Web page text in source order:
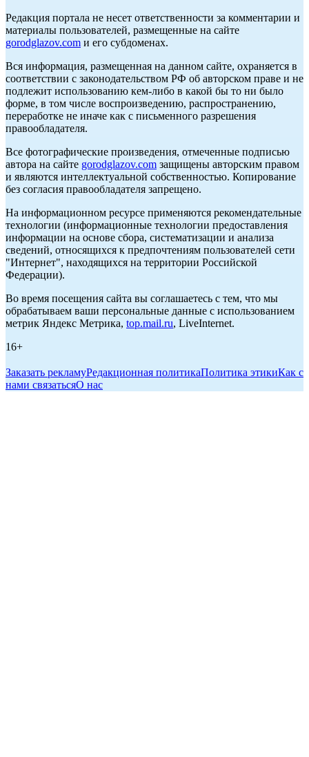
Редакция портала не несет ответственности за комментарии и
материалы пользователей, размещенные на сайте
gorodglazov.com и его субдоменах.
Вся информация, размещенная на данном сайте, охраняется в
соответствии с законодательством РФ об авторском праве и не
подлежит использованию кем-либо в какой бы то ни было
форме, в том числе воспроизведению, распространению,
переработке не иначе как с письменного разрешения
правообладателя.
Все фотографические произведения, отмеченные подписью
автора на сайте gorodglazov.com защищены авторским правом
и являются интеллектуальной собственностью. Копирование
без согласия правообладателя запрещено.
На информационном ресурсе применяются рекомендательные
технологии (информационные технологии предоставления
информации на основе сбора, систематизации и анализа
сведений, относящихся к предпочтениям пользователей сети
"Интернет", находящихся на территории Российской
Федерации).
Во время посещения сайта вы соглашаетесь с тем, что мы
обрабатываем ваши персональные данные с использованием
метрик Яндекс Метрика, top.mail.ru, LiveInternet.
16+
Заказать рекламуРедакционная политикаПолитика этикиКак с
нами связатьсяО нас